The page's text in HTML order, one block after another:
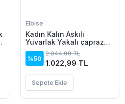
Elbise
Kadın Kalın Askılı
Yuvarlak Yakalı çapraz
Detaylı Yandan Bağlamalı
üst Süprem Alt Viskon
Elbise
%50
2.044,99 TL
1.022,99 TL
Sepete Ekle